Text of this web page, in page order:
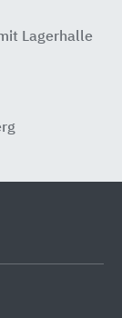
Lagerhalle